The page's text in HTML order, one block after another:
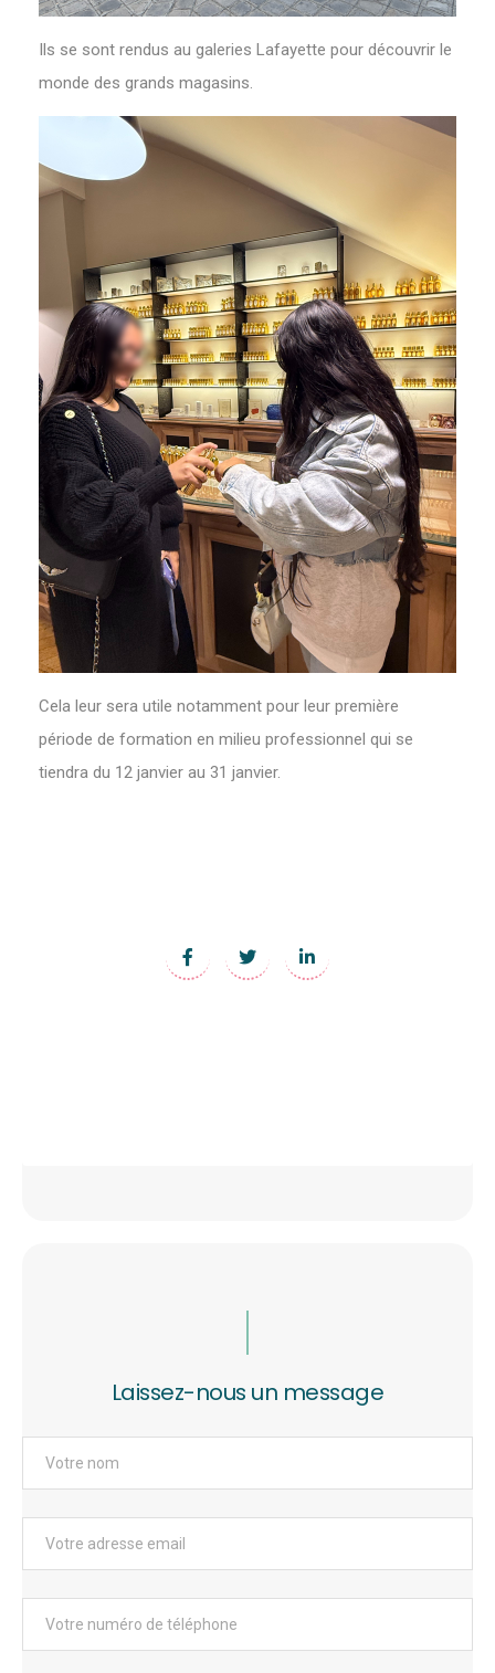
Ils se sont rendus au galeries Lafayette pour découvrir le
monde des grands magasins.
Cela leur sera utile notamment pour leur première
période de formation en milieu professionnel qui se
tiendra du 12 janvier au 31 janvier.
Laissez-nous un message